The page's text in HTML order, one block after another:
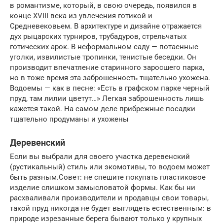
в романтизме, который, в свою очередь, появился в
конце XVIII века из увлечения готикой и
Средневековьем. В архитектуре и дизайне отражается
дух рыцарских турниров, трубадуров, стрельчатых
готических арок. В неформальном саду — потаенные
уголки, извилистые тропинки, тенистые беседки. Он
производит впечатление старинного заросшего парка,
но в тоже время эта заброшенность тщательно ухожена.
Водоемы — как в песне: «Есть в графском парке черный
пруд, там лилии цветут…» Легкая заброшенность лишь
кажется такой. На самом деле прибрежные посадки
тщательно продуманы и ухожены
Деревенский
Если вы выбрали для своего участка деревенский
(рустикальный) стиль или экомотивы, то водоем может
быть разным.Совет: не спешите покупать пластиковое
изделие слишком замысловатой формы. Как бы ни
расхваливали производители и продавцы свои товары,
такой пруд никогда не будет выглядеть естественным: в
природе изрезанные берега бывают только у крупных